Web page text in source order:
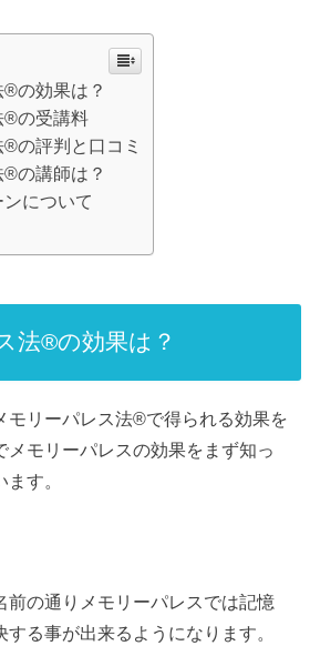
®︎の効果は？
®︎の受講料
の評判と口コミ
®︎の講師は？
について
法®︎の効果は？
モリーパレス法®︎で得られる効果を
メモリーパレスの効果をまず知っ
す。
前の通りメモリーパレスでは記憶
る事が出来るようになります。